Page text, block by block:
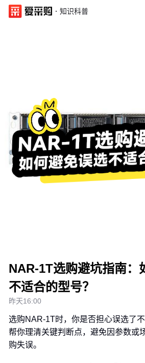
· 知识科普
NAR-1T选购避坑指南：
不适合的型号？
昨天16:00
选购NAR-1T时，你是否担心误选了
帮你理清关键判断点，避免因参数或
购失误。